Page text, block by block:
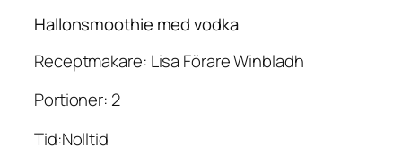
Hallonsmoothie med vodka
Receptmakare: Lisa Förare Winbladh
Portioner: 2
Tid:Nolltid